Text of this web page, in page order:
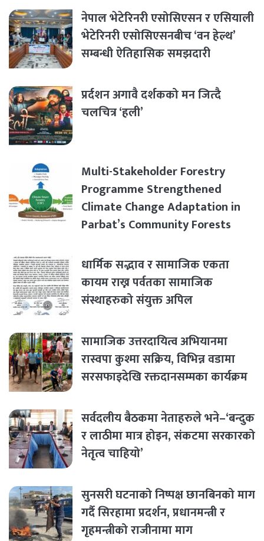
नेपाल भेटेरिनरी एसोसिएसन र एसियाली
भेटेरिनरी एसोसिएसनबीच ‘वन हेल्थ’
सम्बन्धी ऐतिहासिक समझदारी
प्रर्दशन अगावै दर्शकको मन जित्दै
चलचित्र ‘हली’
Multi-Stakeholder Forestry
Programme Strengthened
Climate Change Adaptation in
Parbat’s Community Forests
धार्मिक सद्भाव र सामाजिक एकता
कायम राख्न पर्वतका सामाजिक
संस्थाहरुको संयुक्त अपिल
सामाजिक उत्तरदायित्व अभियानमा
रास्वपा कुश्मा सक्रिय, विभिन्न वडामा
सरसफाइदेखि रक्तदानसम्मका कार्यक्रम
सर्वदलीय बैठकमा नेताहरुले भने–‘बन्दुक
र लाठीमा मात्र होइन, संकटमा सरकारको
नेतृत्व चाहियो’
सुनसरी घटनाको निष्पक्ष छानबिनको माग
गर्दै सिरहामा प्रदर्शन, प्रधानमन्त्री र
गृहमन्त्रीको राजीनामा माग